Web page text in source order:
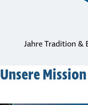
Jahre Tradition &
Unsere Mission